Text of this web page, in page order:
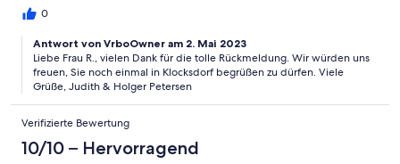
0
Antwort von VrboOwner am 2. Mai 2023
Liebe Frau R., vielen Dank für die tolle Rückmeldung. Wir würden uns
freuen, Sie noch einmal in Klocksdorf begrüßen zu dürfen. Viele
Grüße, Judith & Holger Petersen
Verifizierte Bewertung
10/10 – Hervorragend